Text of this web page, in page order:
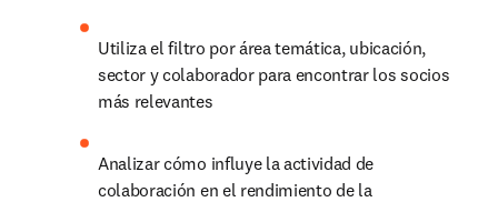
Utiliza el filtro por área temática, ubicación,
sector y colaborador para encontrar los socios
más relevantes
Analizar cómo influye la actividad de
colaboración en el rendimiento de la